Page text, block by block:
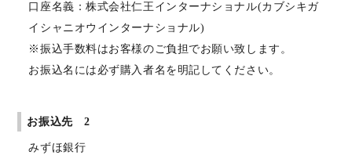
口座名義：株式会社仁王インターナショナル(カブシキガ
イシャニオウインターナショナル)
※振込手数料はお客様のご負担でお願い致します。
お振込名には必ず購入者名を明記してください。
お振込先 2
みずほ銀行